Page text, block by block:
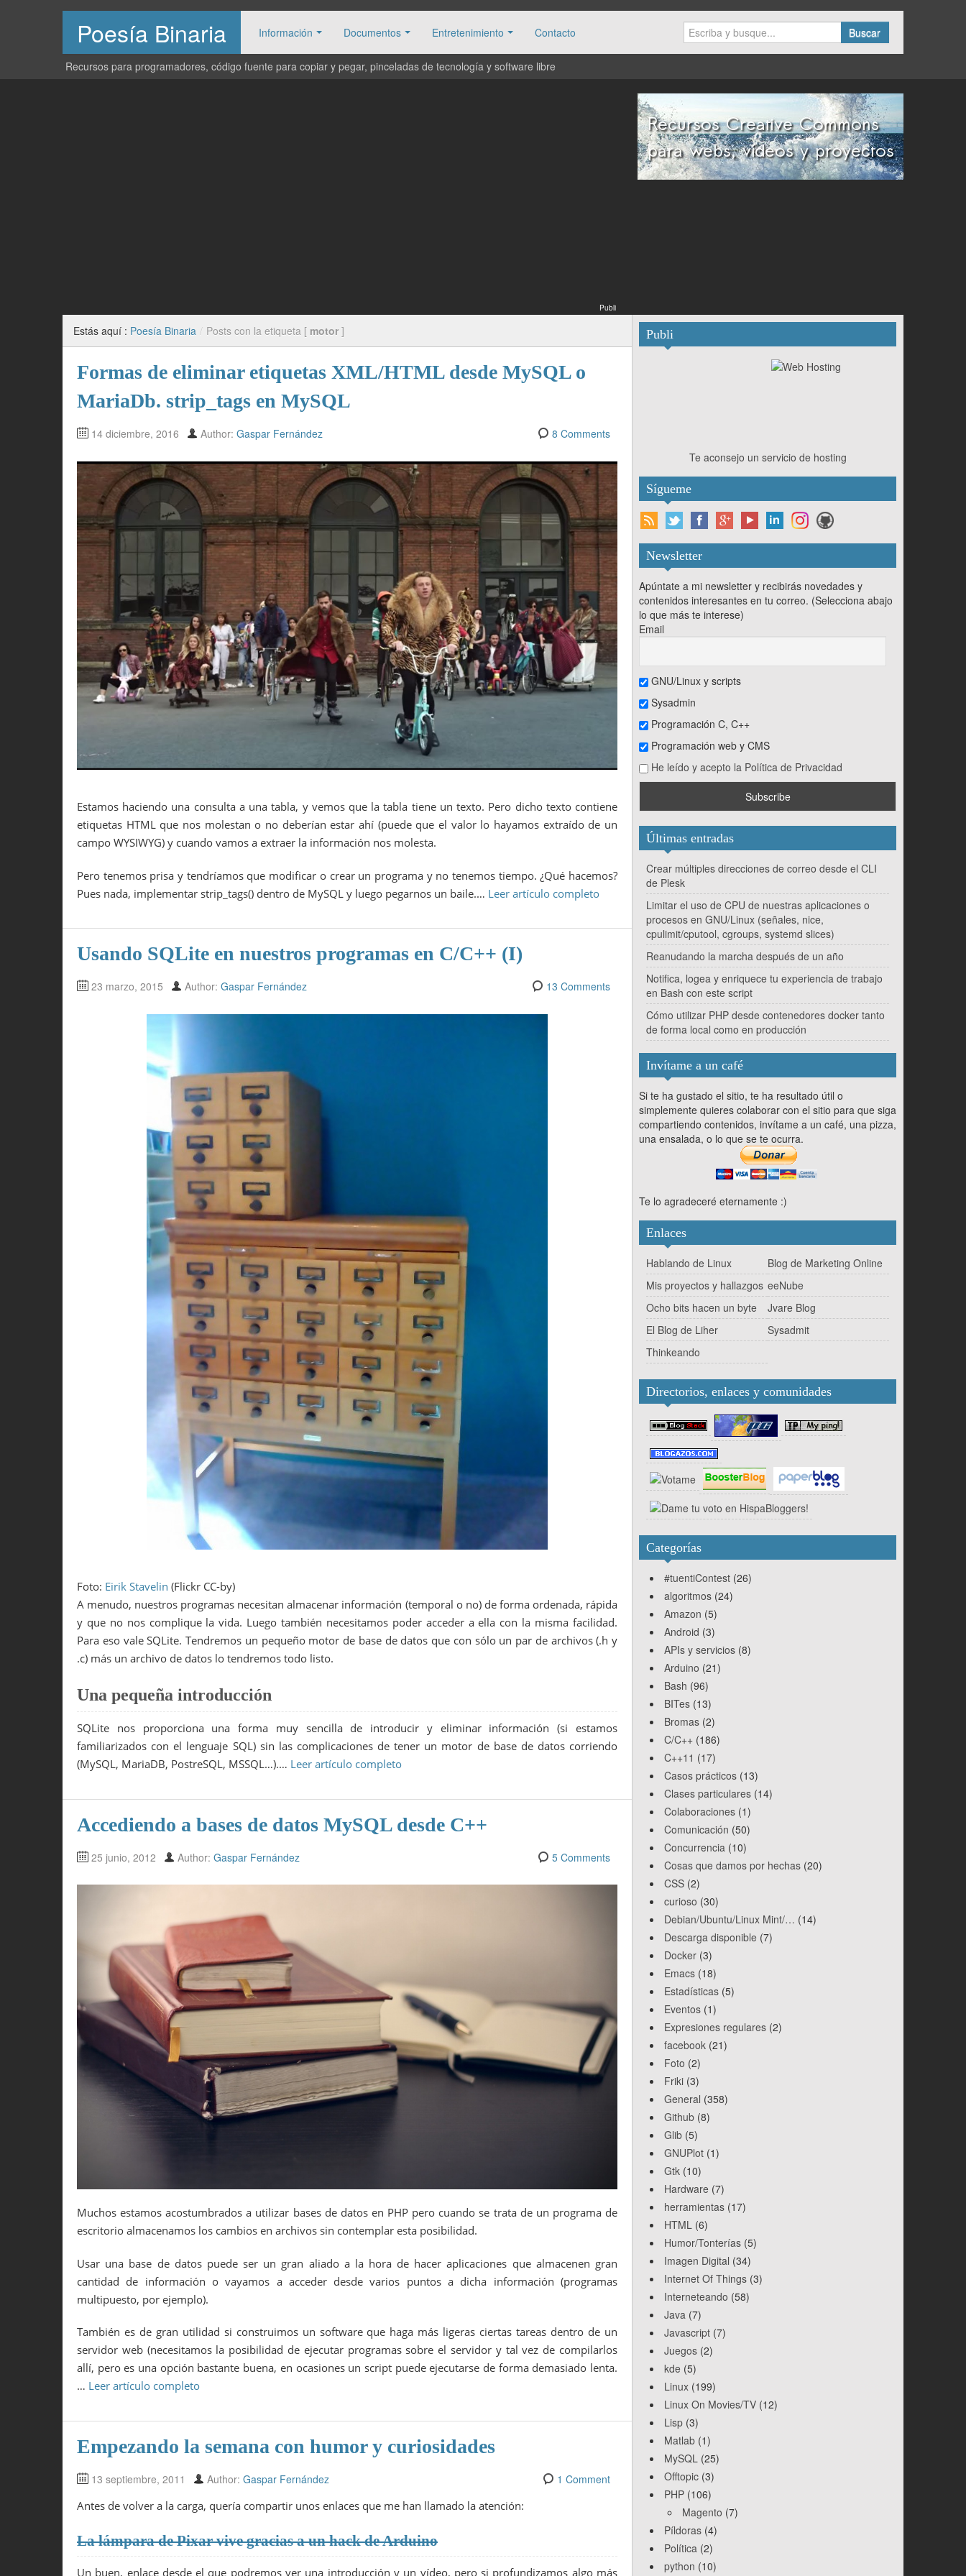
Poesía Binaria Información Documentos Entretenimiento Contacto Buscar
Recursos para programadores, código fuente para copiar y pegar, pinceladas de tecnología y software libre
Publi
Estás aquí : Poesía Binaria / Posts con la etiqueta [ motor ]
Formas de eliminar etiquetas XML/HTML desde MySQL o
MariaDb. strip_tags en MySQL
14 diciembre, 2016 Author: Gaspar Fernández 8 Comments
Estamos haciendo una consulta a una tabla, y vemos que la tabla tiene un texto. Pero dicho texto contiene
etiquetas HTML que nos molestan o no deberían estar ahí (puede que el valor lo hayamos extraído de un
campo WYSIWYG) y cuando vamos a extraer la información nos molesta.
Pero tenemos prisa y tendríamos que modificar o crear un programa y no tenemos tiempo. ¿Qué hacemos?
Pues nada, implementar strip_tags() dentro de MySQL y luego pegarnos un baile.… Leer artículo completo
Usando SQLite en nuestros programas en C/C++ (I)
23 marzo, 2015 Author: Gaspar Fernández 13 Comments
Foto: Eirik Stavelin (Flickr CC-by)
A menudo, nuestros programas necesitan almacenar información (temporal o no) de forma ordenada, rápida
y que no nos complique la vida. Luego también necesitamos poder acceder a ella con la misma facilidad.
Para eso vale SQLite. Tendremos un pequeño motor de base de datos que con sólo un par de archivos (.h y
.c) más un archivo de datos lo tendremos todo listo.
Una pequeña introducción
SQLite nos proporciona una forma muy sencilla de introducir y eliminar información (si estamos
familiarizados con el lenguaje SQL) sin las complicaciones de tener un motor de base de datos corriendo
(MySQL, MariaDB, PostreSQL, MSSQL…).… Leer artículo completo
Accediendo a bases de datos MySQL desde C++
25 junio, 2012 Author: Gaspar Fernández 5 Comments
Muchos estamos acostumbrados a utilizar bases de datos en PHP pero cuando se trata de un programa de
escritorio almacenamos los cambios en archivos sin contemplar esta posibilidad.
Usar una base de datos puede ser un gran aliado a la hora de hacer aplicaciones que almacenen gran
cantidad de información o vayamos a acceder desde varios puntos a dicha información (programas
multipuesto, por ejemplo).
También es de gran utilidad si construimos un software que haga más ligeras ciertas tareas dentro de un
servidor web (necesitamos la posibilidad de ejecutar programas sobre el servidor y tal vez de compilarlos
allí, pero es una opción bastante buena, en ocasiones un script puede ejecutarse de forma demasiado lenta.
… Leer artículo completo
Empezando la semana con humor y curiosidades
13 septiembre, 2011 Author: Gaspar Fernández
1 Comment
Antes de volver a la carga, quería compartir unos enlaces que me han llamado la atención:
La lámpara de Pixar vive gracias a un hack de Arduino
Un buen, enlace desde el que podremos ver una introducción y un vídeo, pero si profundizamos algo más
Publi
Te aconsejo un servicio de hosting
Sígueme
Newsletter
Apúntate a mi newsletter y recibirás novedades y
contenidos interesantes en tu correo. (Selecciona abajo
lo que más te interese)
Email
GNU/Linux y scripts
Sysadmin
Programación C, C++
Programación web y CMS
He leído y acepto la Política de Privacidad
Últimas entradas
Crear múltiples direcciones de correo desde el CLI
de Plesk
Limitar el uso de CPU de nuestras aplicaciones o
procesos en GNU/Linux (señales, nice,
cpulimit/cputool, cgroups, systemd slices)
Reanudando la marcha después de un año
Notifica, logea y enriquece tu experiencia de trabajo
en Bash con este script
Cómo utilizar PHP desde contenedores docker tanto
de forma local como en producción
Invítame a un café
Si te ha gustado el sitio, te ha resultado útil o
simplemente quieres colaborar con el sitio para que siga
compartiendo contenidos, invítame a un café, una pizza,
una ensalada, o lo que se te ocurra.
Te lo agradeceré eternamente :)
Enlaces
Hablando de Linux
Blog de Marketing Online
Mis proyectos y hallazgos eeNube
Ocho bits hacen un byte
Jvare Blog
El Blog de Liher
Sysadmit
Thinkeando
Directorios, enlaces y comunidades
Categorías
#tuentiContest (26)
algoritmos (24)
Amazon (5)
Android (3)
APIs y servicios (8)
Arduino (21)
Bash (96)
BITes (13)
Bromas (2)
C/C++ (186)
C++11 (17)
Casos prácticos (13)
Clases particulares (14)
Colaboraciones (1)
Comunicación (50)
Concurrencia (10)
Cosas que damos por hechas (20)
CSS (2)
curioso (30)
Debian/Ubuntu/Linux Mint/… (14)
Descarga disponible (7)
Docker (3)
Emacs (18)
Estadísticas (5)
Eventos (1)
Expresiones regulares (2)
facebook (21)
Foto (2)
Friki (3)
General (358)
Github (8)
Glib (5)
GNUPlot (1)
Gtk (10)
Hardware (7)
herramientas (17)
HTML (6)
Humor/Tonterías (5)
Imagen Digital (34)
Internet Of Things (3)
Interneteando (58)
Java (7)
Javascript (7)
Juegos (2)
kde (5)
Linux (199)
Linux On Movies/TV (12)
Lisp (3)
Matlab (1)
MySQL (25)
Offtopic (3)
PHP (106)
Magento (7)
Píldoras (4)
Política (2)
python (10)